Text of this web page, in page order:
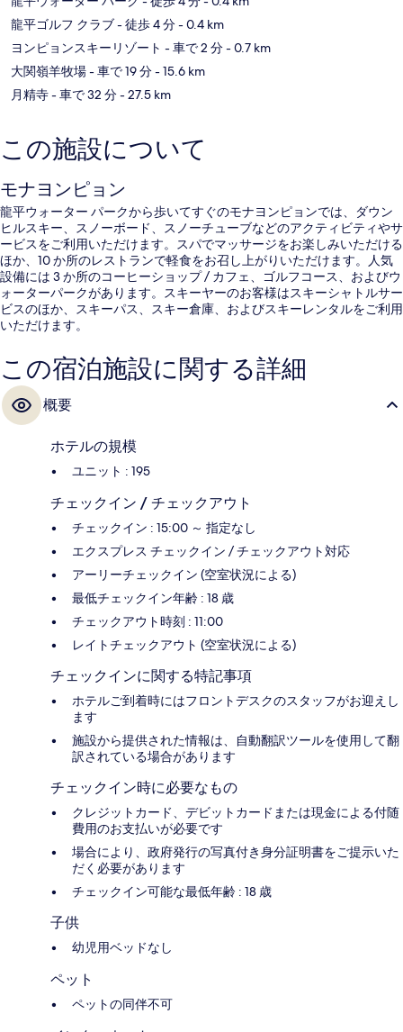
龍平ゴルフ クラブ- 徒歩 4 分- 0.4 km
ヨンピョンスキーリゾート - 車で 2 分- 0.7 km
大関嶺羊牧場- 車で 19 分- 15.6 km
月精寺- 車で 32 分- 27.5 km
この施設について
モナヨンピョン
龍平ウォーター パークから歩いてすぐのモナヨンピョンでは、ダウン
ヒルスキー、スノーボード、スノーチューブなどのアクティビティやサ
ービスをご利用いただけます。スパでマッサージをお楽しみいただける
ほか、10 か所のレストランで軽食をお召し上がりいただけます。人気
設備には 3 か所のコーヒーショップ / カフェ、ゴルフコース、およびウ
ォーターパークがあります。スキーヤーのお客様はスキーシャトルサー
ビスのほか、スキーパス、スキー倉庫、およびスキーレンタルをご利用
いただけます。
この宿泊施設に関する詳細
概要
ホテルの規模
ユニット : 195
チェックイン / チェックアウト
チェックイン : 15:00 ～ 指定なし
エクスプレス チェックイン / チェックアウト対応
アーリーチェックイン (空室状況による)
最低チェックイン年齢 : 18 歳
チェックアウト時刻 : 11:00
レイトチェックアウト (空室状況による)
チェックインに関する特記事項
ホテルご到着時にはフロントデスクのスタッフがお迎えし
ます
施設から提供された情報は、自動翻訳ツールを使用して翻
訳されている場合があります
チェックイン時に必要なもの
クレジットカード、デビットカードまたは現金による付随
費用のお支払いが必要です
場合により、政府発行の写真付き身分証明書をご提示いた
だく必要があります
チェックイン可能な最低年齢 : 18 歳
子供
幼児用ベッドなし
ペット
ペットの同伴不可